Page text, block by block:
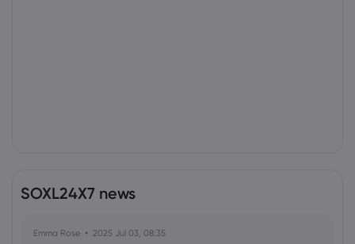
SOXL24X7 news
Emma Rose 2025 Jul 03, 08:35